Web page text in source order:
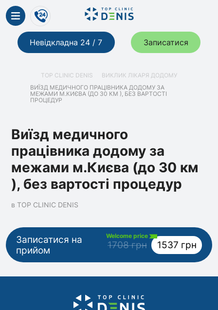
Невідкладна 24 / 7 Записатися
TOP CLINIC DENIS
ВИКЛИК ЛІКАРЯ ДОДОМУ
ВИЇЗД МЕДИЧНОГО ПРАЦІВНИКА ДОДОМУ ЗА
МЕЖАМИ М.КИЄВА (ДО 30 КМ ), БЕЗ ВАРТОСТІ
ПРОЦЕДУР
Виїзд медичного
працівника додому за
межами м.Києва (до 30 км
), без вартості процедур
в TOP CLINIC DENIS
Записатися на
прийом
Welcome price
1708 грн 1537 грн